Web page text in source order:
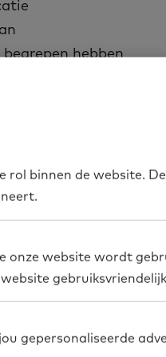
begrepen hebben
een beschrijving
Deze
kunnen worden
rol binnen de website.
onze website wordt
gepersonaliseerde